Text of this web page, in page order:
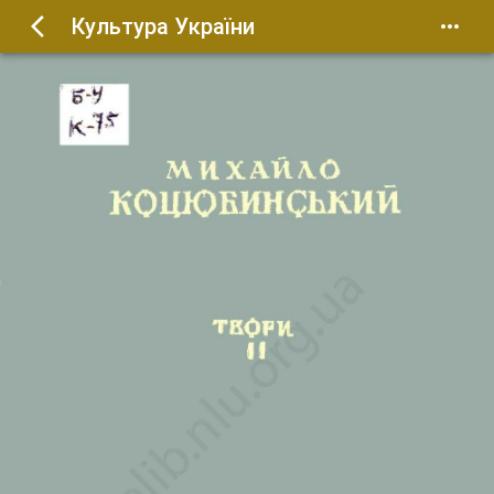
Культура України